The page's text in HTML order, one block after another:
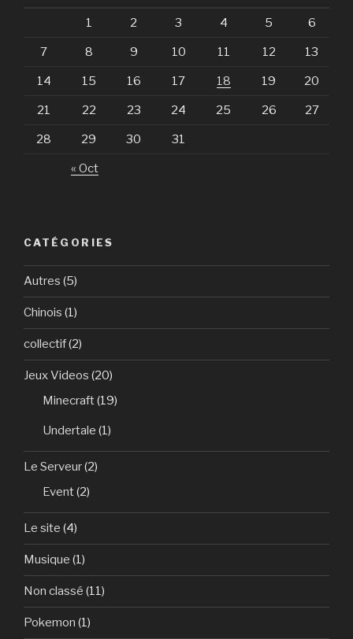
1 2 3 4 5 6
7 8 9 10 11 12 13
14 15 16 17 18 19 20
21 22 23 24 25 26 27
28 29 30 31
« Oct
CATÉGORIES
Autres (5)
Chinois (1)
collectif(2)
Jeux Videos (20)
Minecraft(19)
Undertale (1)
Le Serveur(2)
Event(2)
Le site (4)
Musique (1)
Non classé (11)
Pokemon (1)